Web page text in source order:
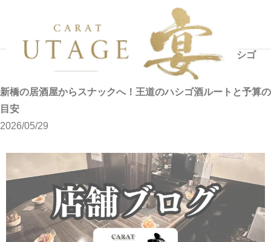
ホー ニュ
新橋の居酒屋からスナックへ！王道のハシゴ
酒ルートと予算の目安
新橋の居酒屋からスナックへ！王道のハシゴ酒ルートと予算の
目安
2026/05/29